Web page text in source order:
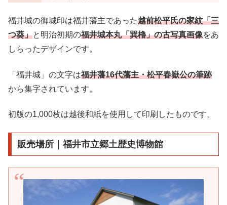
福井城の御城印は福井藩主であった越前松平氏の家紋「三
つ葵」と明治初期の福井城本丸「巽櫓」の古写真画像をあ
しらったデザインです。
「福井城」の文字は福井藩16代藩主・松平春嶽公の筆跡
から集字されています。
初版の1,000枚は越後和紙を使用して印刷したものです。
販売場所｜福井市立郷土歴史博物館